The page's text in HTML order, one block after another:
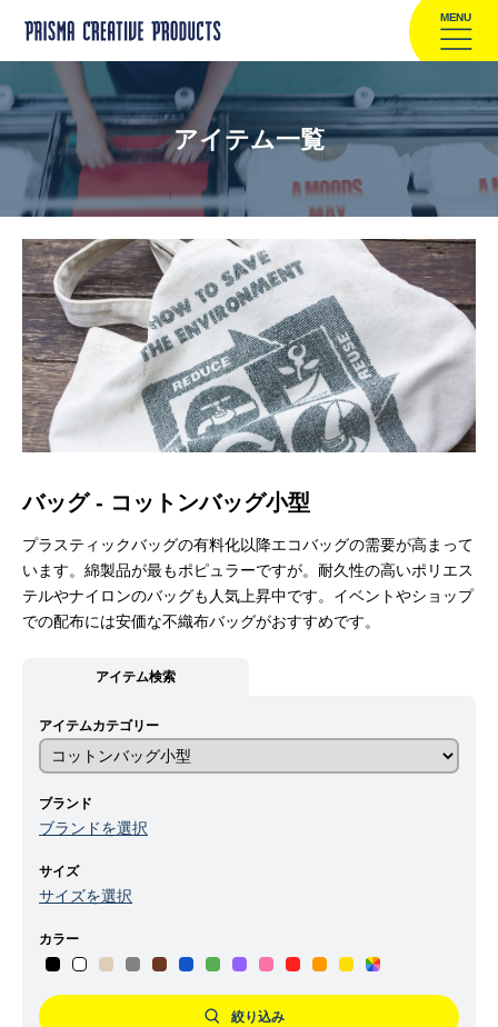
MENU
アイテム一覧
バッグ - コットンバッグ小型
プラスティックバッグの有料化以降エコバッグの需要が高まって
います。綿製品が最もポピュラーですが。耐久性の高いポリエス
テルやナイロンのバッグも人気上昇中です。イベントやショップ
での配布には安価な不織布バッグがおすすめです。
アイテム検索
アイテムカテゴリー
ブランド
ブランドを選択
サイズ
サイズを選択
カラー
絞り込み